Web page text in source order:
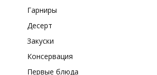
Гарниры
Десерт
Закуски
Консервация
Первые блюда